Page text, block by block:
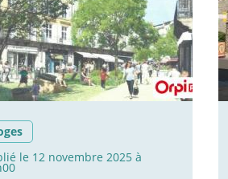
le 12 novembre 2025 à